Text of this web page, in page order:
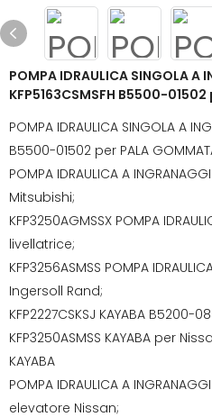
POMPA IDRAULICA SINGOLA A
KFP5163CSMSFH B5500-
POMPA IDRAULICA SINGOLA A
B5500-01502 per PALA
POMPA IDRAULICA A
Mitsubishi;
KFP3250AGMSSX POMPA
livellatrice;
KFP3256ASMSS POMPA
Ingersoll Rand;
KFP2227CSKSJ KAYABA B5200-
KFP3250ASMSS KAYABA per
KAYABA
POMPA IDRAULICA A
elevatore Nissan;